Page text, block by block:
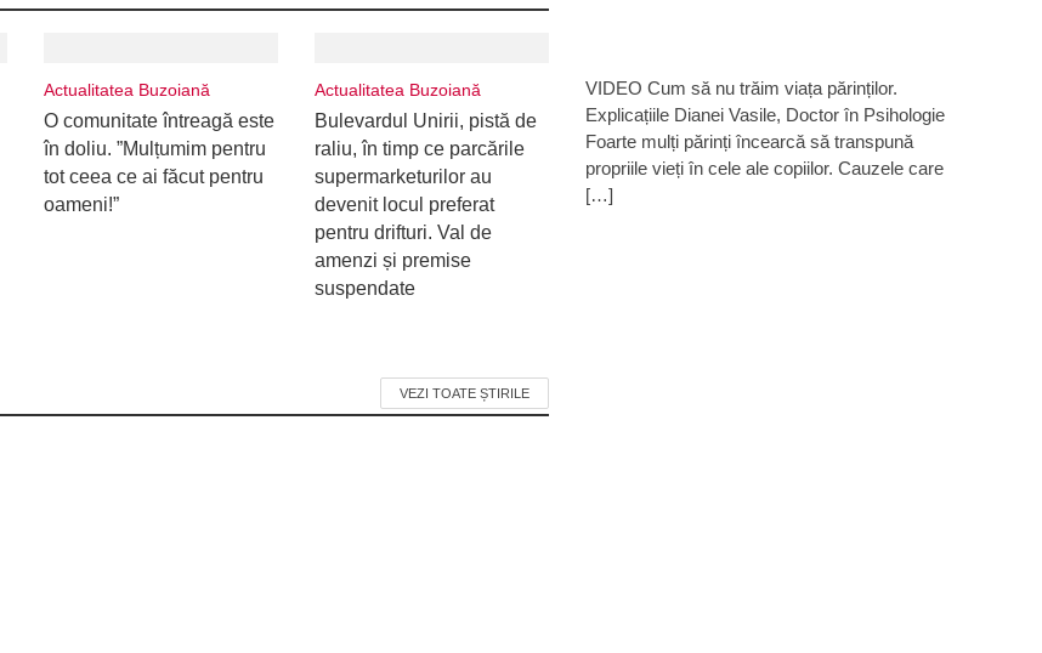
Actualitatea Buzoiană
O comunitate întreagă este
în doliu. ”Mulțumim pentru
tot ceea ce ai făcut pentru
oameni!”
Actualitatea Buzoiană
Bulevardul Unirii, pistă de
raliu, în timp ce parcările
supermarketurilor au
devenit locul preferat
pentru drifturi. Val de
amenzi și premise
suspendate
VEZI TOATE ȘTIRILE
VIDEO Cum să nu trăim viața părinților.
Explicațiile Dianei Vasile, Doctor în Psihologie
Foarte mulți părinți încearcă să transpună
propriile vieți în cele ale copiilor. Cauzele care
[…]